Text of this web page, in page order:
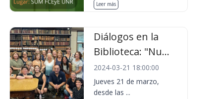
Leer más
Diálogos en la
Biblioteca: "Nu...
2024-03-21 18:00:00
Jueves 21 de marzo,
desde las ...